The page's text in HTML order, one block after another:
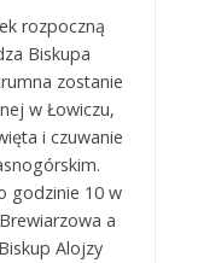
rozpoczną
Biskupa
zostanie
w Łowiczu,
i czuwanie
godzinie 10 w
a
Alojzy